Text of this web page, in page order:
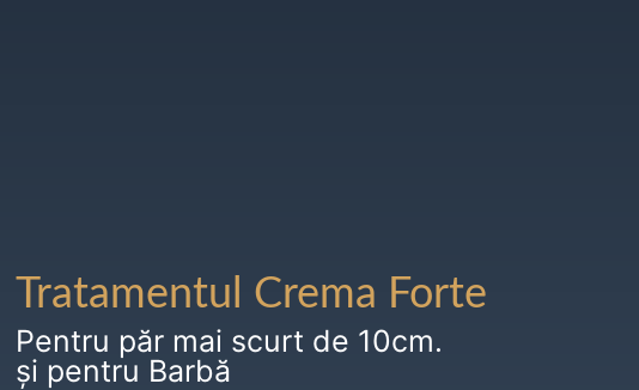
Tratamentul Crema Forte
Pentru păr mai scurt de 10cm.
și pentru Barbă